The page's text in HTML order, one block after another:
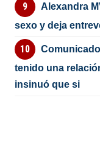
Alexandra
sexo y deja
tenido una
insinuó que si